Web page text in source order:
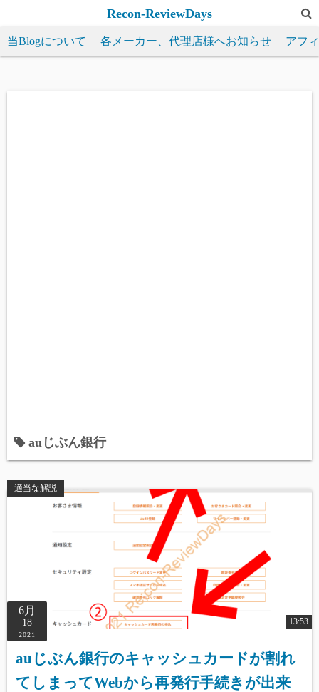
テ
Recon-ReviewDays
当Blogについて 各メーカー、代理店様へお知らせ アフ
auじぶん銀行
適当な解説
6月
18
2021
13:53
auじぶん銀行のキャッシュカードが割れ
てしまってWebから再発行手続きが出来